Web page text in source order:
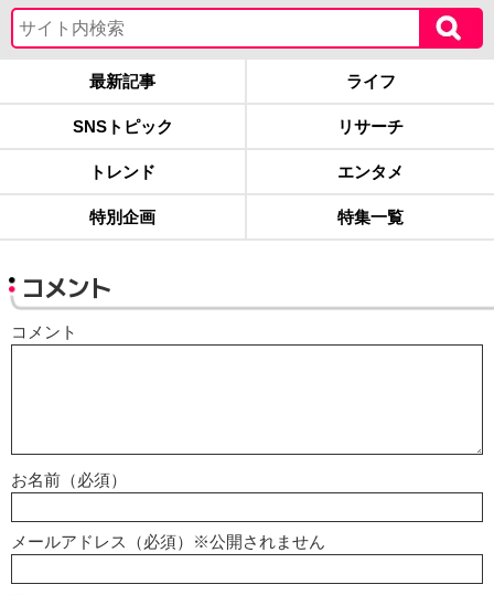
最新記事 ライフ
SNSトピック リサーチ
トレンド エンタメ
特別企画 特集一覧
コメント
コメント
お名前（必須）
メールアドレス（必須）※公開されません